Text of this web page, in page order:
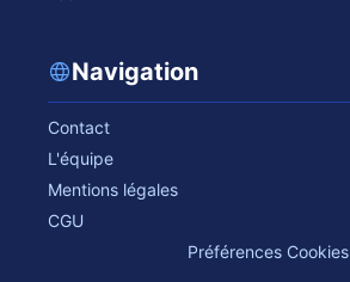
Navigation
Contact
L'équipe
Mentions légales
CGU
Préférences Cookies